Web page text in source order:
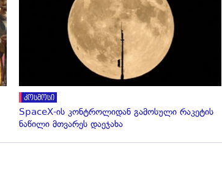
კოსმოსი
SpaceX-ის კონტროლიდან გამოსული რაკეტის
ნაწილი მთვარეს დაეჯახა